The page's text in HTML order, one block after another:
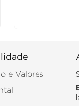
e Valores